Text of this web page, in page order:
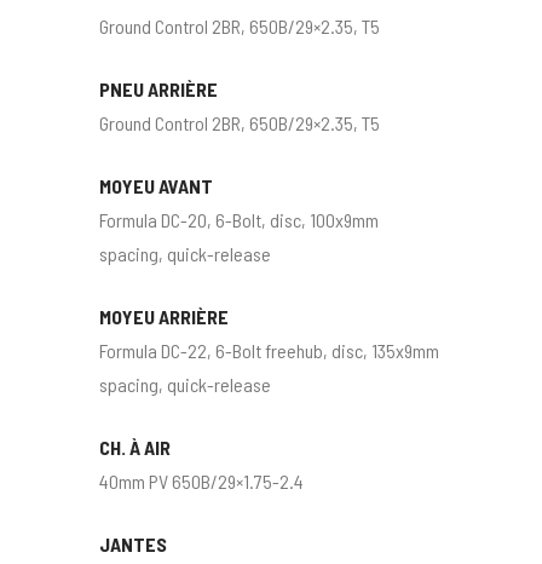
Ground Control 2BR, 650B/29×2.35, T5
PNEU ARRIÈRE
Ground Control 2BR, 650B/29×2.35, T5
MOYEU AVANT
Formula DC-20, 6-Bolt, disc, 100x9mm
spacing, quick-release
MOYEU ARRIÈRE
Formula DC-22, 6-Bolt freehub, disc, 135x9mm
spacing, quick-release
CH. À AIR
40mm PV 650B/29×1.75-2.4
JANTES